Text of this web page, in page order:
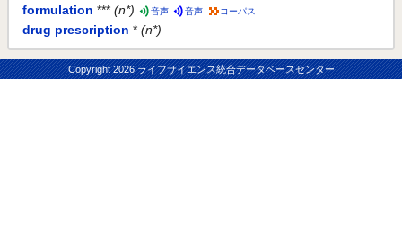
formulation *** (n*) 音声 音声 コーパス
drug prescription * (n*)
Copyright2026 ライフサイエンス統合データベースセンター